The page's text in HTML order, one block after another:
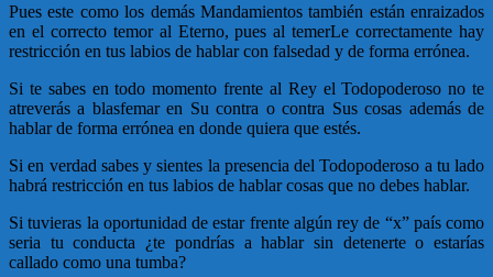
Pues este como los demás Mandamientos también están enraizados
en el correcto temor al Eterno, pues al temerLe correctamente hay
restricción en tus labios de hablar con falsedad y de forma errónea.
Si te sabes en todo momento frente al Rey el Todopoderoso no te
atreverás a blasfemar en Su contra o contra Sus cosas además de
hablar de forma errónea en donde quiera que estés.
Si en verdad sabes y sientes la presencia del Todopoderoso a tu lado
habrá restricción en tus labios de hablar cosas que no debes hablar.
Si tuvieras la oportunidad de estar frente algún rey de “x” país como
seria tu conducta ¿te pondrías a hablar sin detenerte o estarías
callado como una tumba?